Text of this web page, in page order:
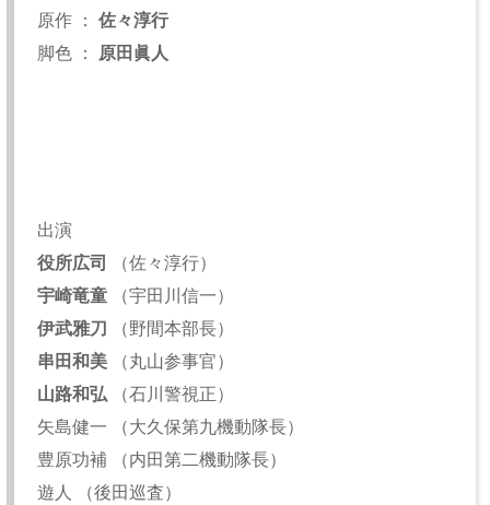
原作 ： 佐々淳行
脚色 ： 原田眞人
出演
役所広司
（佐々淳行）
宇崎竜童 （宇田川信一）
伊武雅刀 （野間本部長）
串田和美 （丸山参事官）
山路和弘 （石川警視正）
矢島健一 （大久保第九機動隊長）
豊原功補 （内田第二機動隊長）
遊人 （後田巡査）